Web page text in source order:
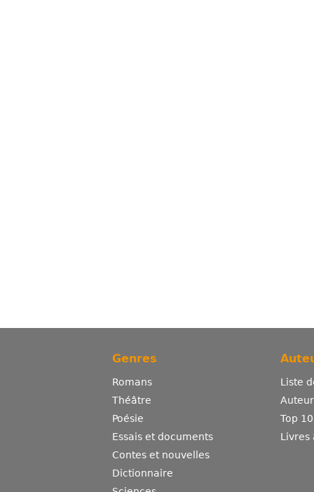
Genres
Romans
Théâtre
Poésie
Essais et documents
Contes et nouvelles
Dictionnaire
Liste
Top
Livres